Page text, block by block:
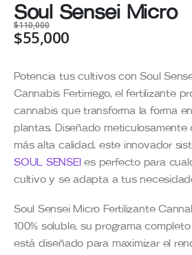
Soul Sensei Micro
$110,000
$55,000
Potencia tus cultivos con Soul
Cannabis Fertirriego, el fertilizante
cannabis que transforma la forma
plantas. Diseñado meticulosamente
más alta calidad, este innovador
SOUL SENSEIes perfecto para
cultivo y se adapta a tus
Soul Sensei Micro Fertilizante
100% soluble, su programa
está diseñado para maximizar el